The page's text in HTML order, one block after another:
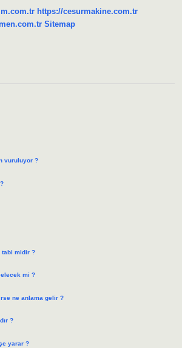
https://cesurmakine.com.tr
Sitemap
vuruluyor ?
tabi midir ?
mi ?
ne anlama gelir ?
?
yarar ?